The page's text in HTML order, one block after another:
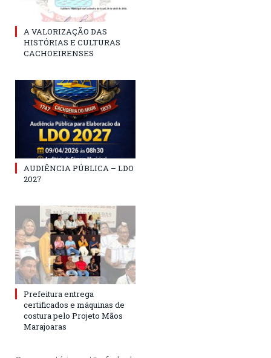
A VALORIZAÇÃO DAS
HISTÓRIAS E CULTURAS
CACHOEIRENSES
AUDIÊNCIA PÚBLICA – LDO
2027
Prefeitura entrega
certificados e máquinas de
costura pelo Projeto Mãos
Marajoaras